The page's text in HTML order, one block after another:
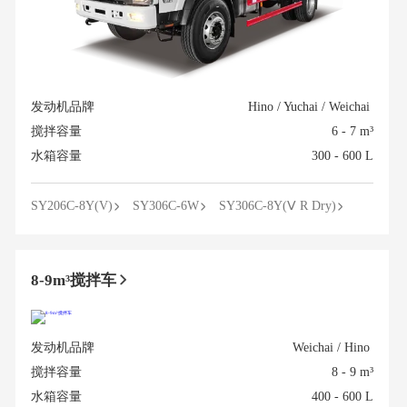
发动机品牌
Hino / Yuchai / Weichai
搅拌容量
6 - 7 m³
水箱容量
300 - 600 L
SY206C-8Y(V) SY306C-6W SY306C-8Y(Ⅴ R Dry)
8-9m³搅拌车
发动机品牌
Weichai / Hino
搅拌容量
8 - 9 m³
水箱容量
400 - 600 L